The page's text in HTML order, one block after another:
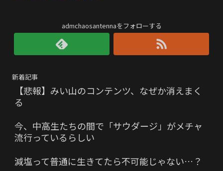
admchaosantennaをフォローする
新着記事
【悲報】みい山のコンテンツ、なぜか消えまく
る
今、中高生たちの間で「サウダージ」がメチャ
流行っているらしい
減塩って普通に生きてたら不可能じゃない…？